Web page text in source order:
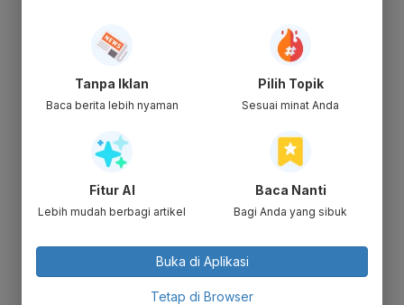
Tanpa Iklan
Baca berita lebih nyaman
Pilih Topik
Sesuai minat Anda
Fitur AI
Lebih mudah berbagi artikel
Baca Nanti
Bagi Anda yang sibuk
Buka di Aplikasi
Tetap di Browser